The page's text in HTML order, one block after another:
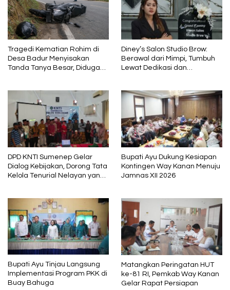
Tragedi Kematian Rohim di
Desa Badur Menyisakan
Tanda Tanya Besar, Diduga
Diney’s Salon Studio Brow:
Berawal dari Mimpi, Tumbuh
Lewat Dedikasi dan
DPD KNTI Sumenep Gelar
Dialog Kebijakan, Dorong Tata
Kelola Tenurial Nelayan yang
Bupati Ayu Dukung Kesiapan
Kontingen Way Kanan Menuju
Jamnas XII 2026
Bupati Ayu Tinjau Langsung
Implementasi Program PKK di
Buay Bahuga
Matangkan Peringatan HUT
ke-81 RI, Pemkab Way Kanan
Gelar Rapat Persiapan